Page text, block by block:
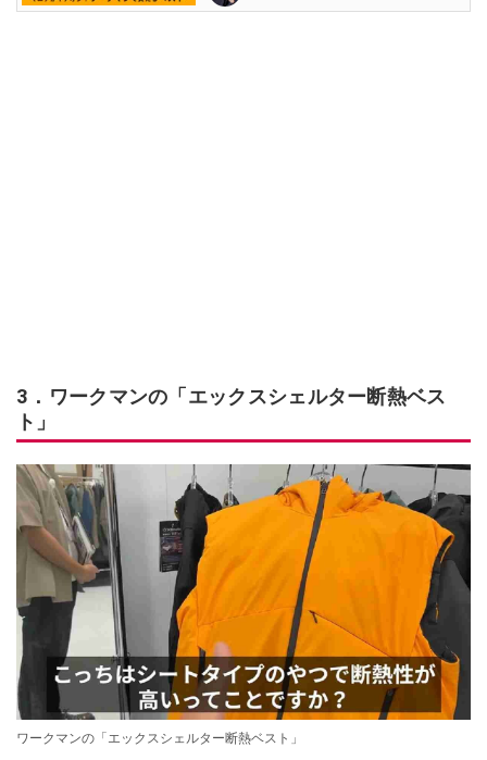
3．ワークマンの「エックスシェルター断熱ベス
ト」
ワークマンの「エックスシェルター断熱ベスト」